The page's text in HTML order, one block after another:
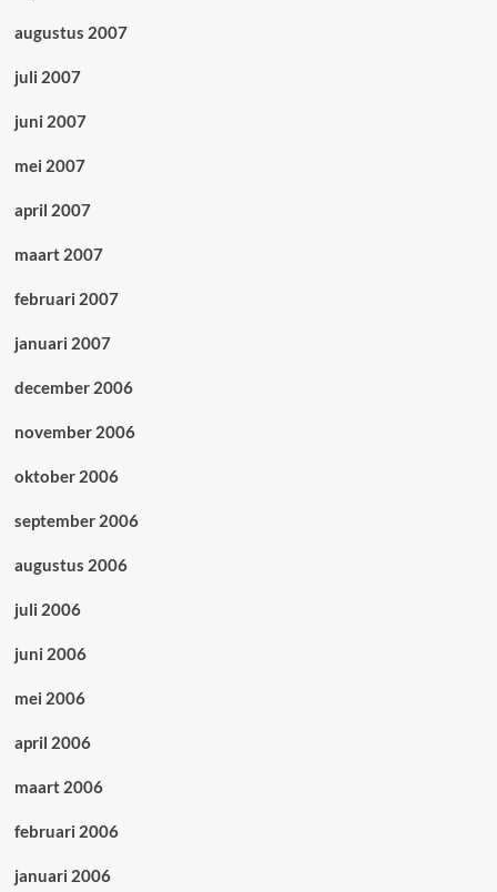
augustus 2007
juli 2007
juni 2007
mei 2007
april 2007
maart 2007
februari 2007
januari 2007
december 2006
november 2006
oktober 2006
september 2006
augustus 2006
juli 2006
juni 2006
mei 2006
april 2006
maart 2006
februari 2006
januari 2006